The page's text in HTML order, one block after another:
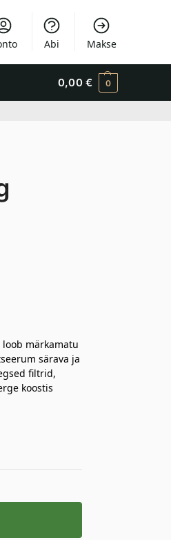
Abi Makse
0,00 € 0
märkamatu
särava ja
filtrid,
koostis